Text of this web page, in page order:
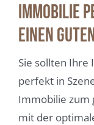
Immobilie
einen
Sie sollten Ihre
perfekt in
Immobilie zum
mit der